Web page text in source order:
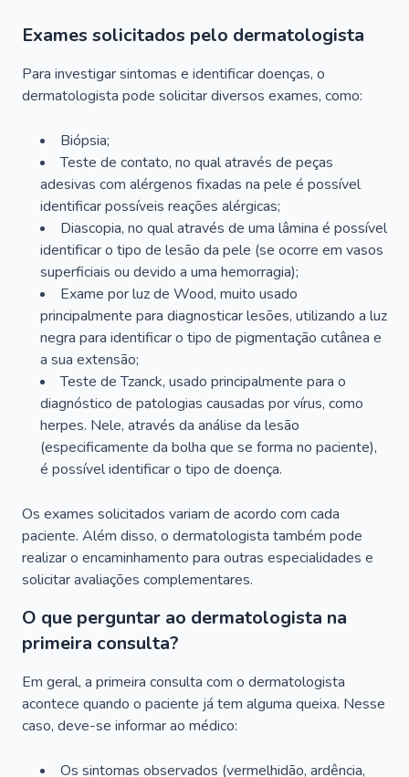
Exames solicitados pelo dermatologista
Para investigar sintomas e identificar doenças, o
dermatologista pode solicitar diversos exames, como:
Biópsia;
Teste de contato, no qual através de peças
adesivas com alérgenos fixadas na pele é possível
identificar possíveis reações alérgicas;
Diascopia, no qual através de uma lâmina é possível
identificar o tipo de lesão da pele (se ocorre em vasos
superficiais ou devido a uma hemorragia);
Exame por luz de Wood, muito usado
principalmente para diagnosticar lesões, utilizando a luz
negra para identificar o tipo de pigmentação cutânea e
a sua extensão;
Teste de Tzanck, usado principalmente para o
diagnóstico de patologias causadas por vírus, como
herpes. Nele, através da análise da lesão
(especificamente da bolha que se forma no paciente),
é possível identificar o tipo de doença.
Os exames solicitados variam de acordo com cada
paciente. Além disso, o dermatologista também pode
realizar o encaminhamento para outras especialidades e
solicitar avaliações complementares.
O que perguntar ao dermatologista na
primeira consulta?
Em geral, a primeira consulta com o dermatologista
acontece quando o paciente já tem alguma queixa. Nesse
caso, deve-se informar ao médico:
Os sintomas observados (vermelhidão, ardência,